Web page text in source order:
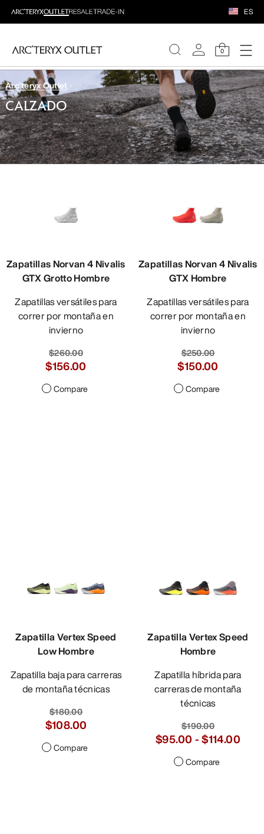
ES
0
MUJERE
HOMBRE
Arc'teryx Outlet
CALZADO
Zapatillas Norvan 4 Nivalis
GTX Grotto Hombre
Zapatillas versátiles para
correr por montaña en
invierno
$260.00
$156.00
Compare
Zapatillas Norvan 4 Nivalis
GTX Hombre
Zapatillas versátiles para
correr por montaña en
invierno
$250.00
$150.00
Compare
Zapatilla Vertex Speed
Low Hombre
Zapatilla baja para carreras
de montaña técnicas
$180.00
$108.00
Compare
Zapatilla Vertex Speed
Hombre
Zapatilla híbrida para
carreras de montaña
técnicas
$190.00
$95.00 -$114.00
Compare